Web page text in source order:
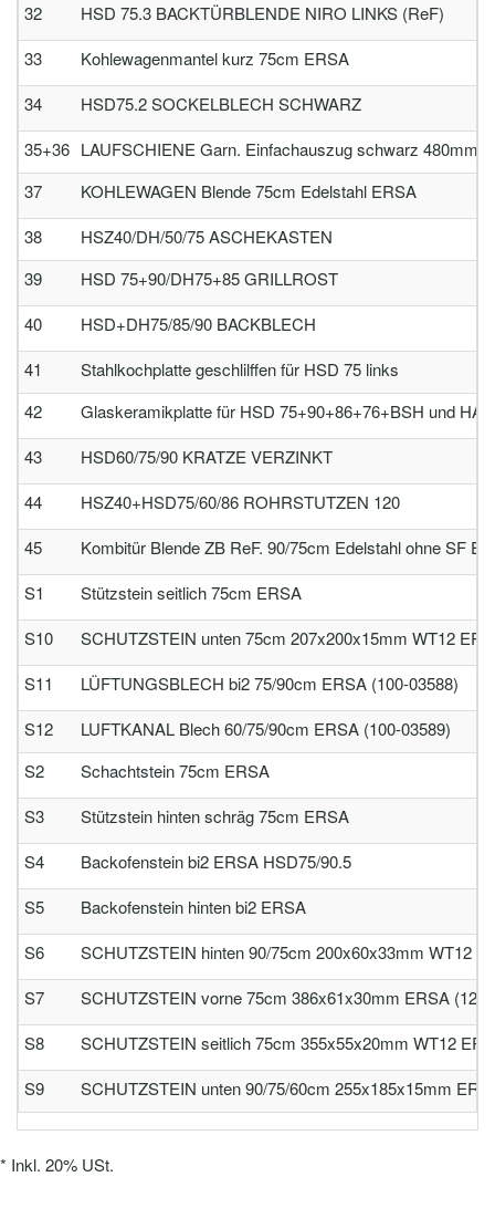
32
HSD 75.3 BACKTÜRBLENDE NIRO LINKS (ReF)
33
Kohlewagenmantel kurz 75cm ERSA
34
HSD75.2 SOCKELBLECH SCHWARZ
35+36 LAUFSCHIENE Garn. Einfachauszug schwarz 480mm
37
KOHLEWAGEN Blende 75cm Edelstahl ERSA
38
HSZ40/DH/50/75 ASCHEKASTEN
39
HSD 75+90/DH75+85 GRILLROST
40
HSD+DH75/85/90 BACKBLECH
41
Stahlkochplatte geschlilffen für HSD 75 links
42
Glaskeramikplatte für HSD 75+90+86+76+BSH und HA
43
HSD60/75/90 KRATZE VERZINKT
44
HSZ40+HSD75/60/86 ROHRSTUTZEN 120
45
Kombitür Blende ZB ReF. 90/75cm Edelstahl ohne SF
S1
Stützstein seitlich 75cm ERSA
S10
SCHUTZSTEIN unten 75cm 207x200x15mm WT12
S11
LÜFTUNGSBLECH bi2 75/90cm ERSA (100-03588)
S12
LUFTKANAL Blech 60/75/90cm ERSA (100-03589)
S2
Schachtstein 75cm ERSA
S3
Stützstein hinten schräg 75cm ERSA
S4
Backofenstein bi2 ERSA HSD75/90.5
S5
Backofenstein hinten bi2 ERSA
S6
SCHUTZSTEIN hinten 90/75cm 200x60x33mm WT12
S7
SCHUTZSTEIN vorne 75cm 386x61x30mm ERSA
S8
SCHUTZSTEIN seitlich 75cm 355x55x20mm WT12
S9
SCHUTZSTEIN unten 90/75/60cm 255x185x15mm
* Inkl. 20% USt.